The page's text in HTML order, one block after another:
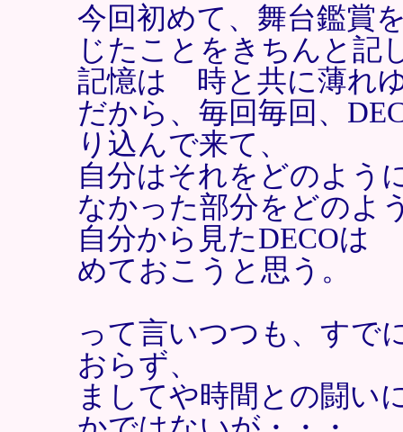
今回初めて、舞台鑑賞
じたことをきちんと記
記憶は 時と共に薄れ
だから、毎回毎回、
り込んで来て、
自分はそれをどのよう
なかった部分をどのよ
自分から見たDECOは
めておこうと思う。
って言いつつも、す
おらず、
ましてや時間との闘